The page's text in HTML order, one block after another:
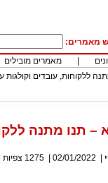
מאמרים:
מאמרים מובילים
ללקוחות, עובדים וקולגות
תנו מתנה
02/01/2022
1275 צפיות